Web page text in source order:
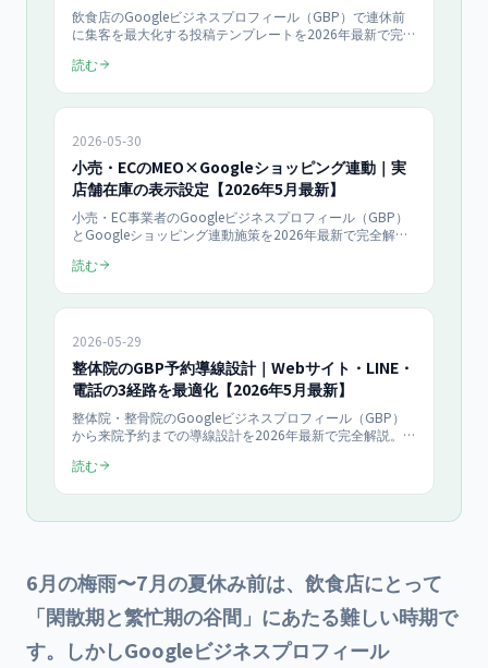
飲食店のGoogleビジネスプロフィール（GBP）で連休前
に集客を最大化する投稿テンプレートを2026年最新で完全
導線設計、写真選定、配信スケジュール、当日売上+50%
読む
2026-05-30
小売・ECのMEO×Googleショッピング連動｜実
店舗在庫の表示設定【2026年5月最新】
小売・EC事業者のGoogleビジネスプロフィール（GBP）
とGoogleショッピング連動施策を2026年最新で完全解
携、ローカル在庫広告（LIA）、来店型ECの売上+72%実証
読む
2026-05-29
整体院のGBP予約導線設計｜Webサイト・LINE・
電話の3経路を最適化【2026年5月最新】
整体院・整骨院のGoogleビジネスプロフィール（GBP）
から来院予約までの導線設計を2026年最新で完全解説。
け、Reserve with Google連携、コンバージョン率比較、予
読む
6月の梅雨〜7月の夏休み前は、飲食店にとって
「閑散期と繁忙期の谷間」にあたる難しい時期で
す。しかしGoogleビジネスプロフィール